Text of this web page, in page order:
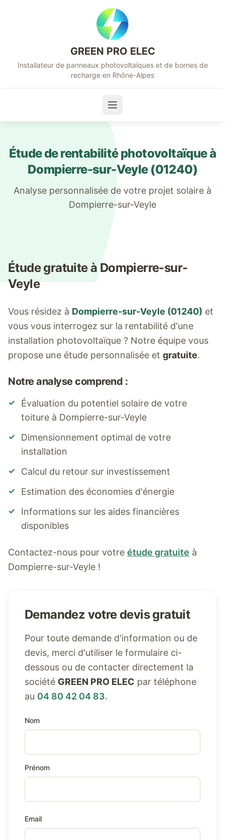
GREEN PRO ELEC
Installateur de panneaux photovoltaïques et de bornes de
recharge en Rhône-Alpes
Étude de rentabilité photovoltaïque à
Dompierre-sur-Veyle(01240)
Analyse personnalisée de votre projet solaire à
Dompierre-sur-Veyle
Étude gratuite à Dompierre-sur-
Veyle
Vous résidez à Dompierre-sur-Veyle (01240) et
vous vous interrogez sur la rentabilité d'une
installation photovoltaïque ? Notre équipe vous
propose une étude personnalisée et gratuite.
Notre analyse comprend :
✓
Évaluation du potentiel solaire de votre
toiture à Dompierre-sur-Veyle
✓
Dimensionnement optimal de votre
installation
✓ Calcul du retour sur investissement
✓ Estimation des économies d'énergie
✓
Informations sur les aides financières
disponibles
Contactez-nous pour votre étude gratuite à
Dompierre-sur-Veyle !
Demandez votre devis gratuit
Pour toute demande d'information ou de
devis, merci d'utiliser le formulaire ci-
dessous ou de contacter directement la
société GREEN PRO ELEC par téléphone
au 04 80 42 04 83.
Nom
Prénom
Email